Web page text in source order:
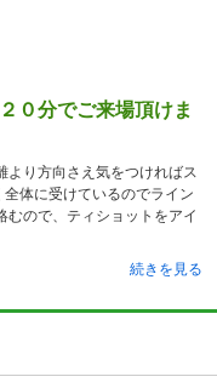
０分でご来場頂けま
より方向さえ気をつければス
体に受けているのでライン
むので、ティショットをアイ
続きを見る